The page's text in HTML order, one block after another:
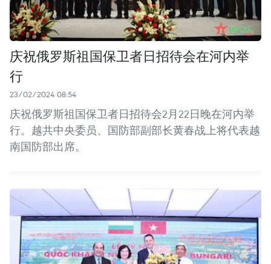
庆祝俄罗斯祖国保卫者日招待会在河内举
行
23/02/2024 08:54
庆祝俄罗斯祖国保卫者日招待会2月22日晚在河内举
行。越共中央委员、国防部副部长黄春战上将代表越
南国防部出席。